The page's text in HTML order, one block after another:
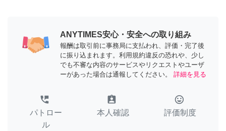
ANYTIMES安心・安全への取り組み
報酬は取引前に事務局に支払われ、評価・完了後
に振り込まれます。利用規約違反の恐れや、少し
でも不審な内容のサービスやリクエストやユーザ
ーがあった場合は通報してください。
詳細を見る
perm_phone_msg
パトロー
ル
assignment_ind
本人確認
tag_faces
評価制度